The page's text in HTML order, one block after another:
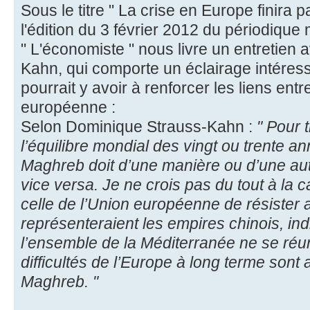
Sous le titre " La crise en Europe finira
l'édition du 3 février 2012 du périodique
" L'économiste " nous livre un entretien
Kahn, qui comporte un éclairage
pourrait y avoir à renforcer les liens
européenne :
Selon Dominique Strauss-Kahn : " Pour
l’équilibre mondial des vingt ou trente
Maghreb doit d’une manière ou d’une
vice versa. Je ne crois pas du tout à la
celle de l’Union européenne de résister
représenteraient les empires chinois,
l’ensemble de la Méditerranée ne se
difficultés de l’Europe à long terme
Maghreb. "